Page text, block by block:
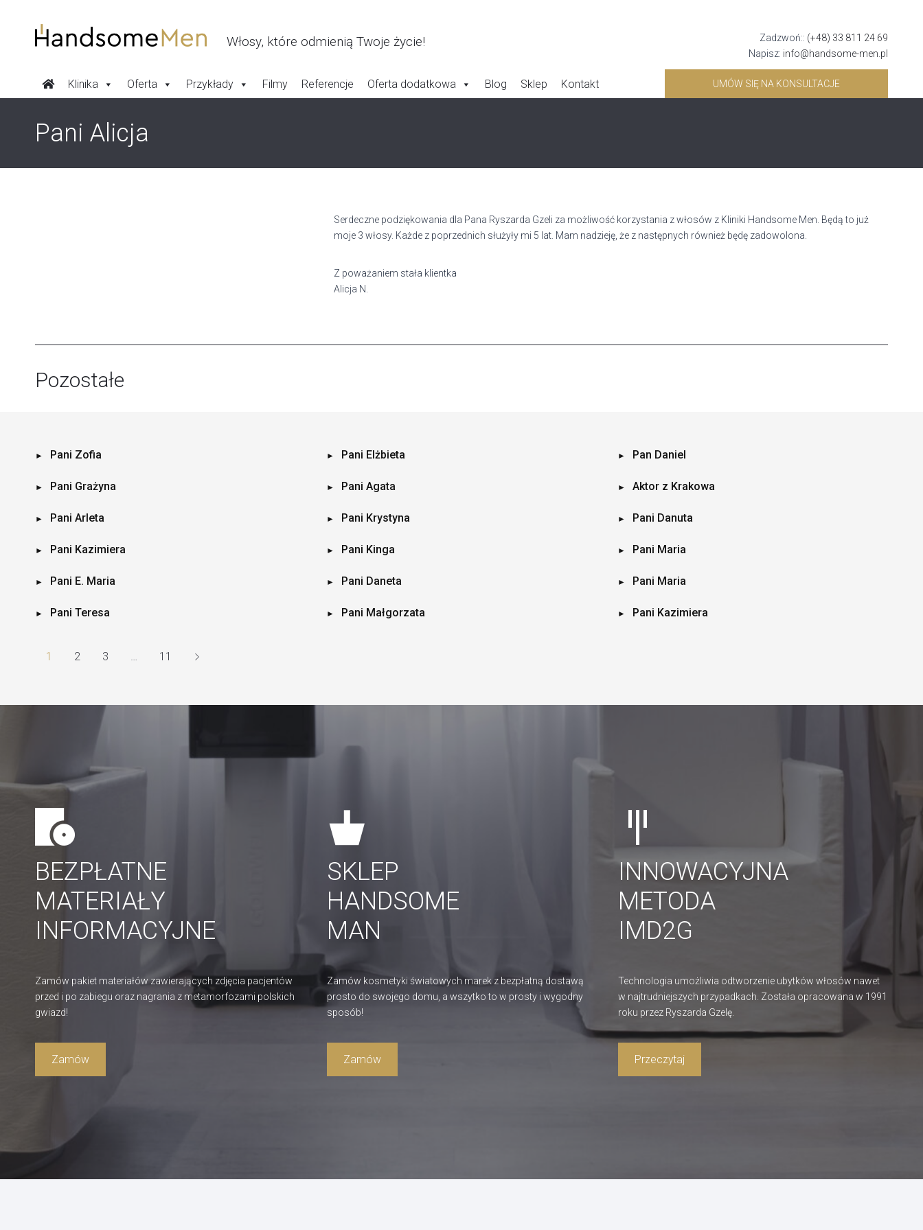
Włosy, które odmienią Twoje życie! Zadzwoń:: (+48) 33 811 24 69
Napisz: info@handsome-men.pl
Klinika Oferta Przykłady Filmy Referencje Oferta dodatkowa Blog Sklep Kontakt UMÓW SIĘ NA KONSULTACJE
Pani Alicja
Serdeczne podziękowania dla Pana Ryszarda Gzeli za możliwość korzystania z włosów z Kliniki Handsome Men. Będą to już
moje 3 włosy. Każde z poprzednich służyły mi 5 lat. Mam nadzieję, że z następnych również będę zadowolona.
Z poważaniem stała klientka
Alicja N.
Pozostałe
Pani Zofia Pani Elżbieta Pan Daniel
Pani Grażyna Pani Agata Aktor z Krakowa
Pani Arleta Pani Krystyna Pani Danuta
Pani Kazimiera Pani Kinga Pani Maria
Pani E. Maria Pani Daneta Pani Maria
Pani Teresa Pani Małgorzata Pani Kazimiera
1 2 3 … 11
BEZPŁATNE
MATERIAŁY
INFORMACYJNE
Zamów pakiet materiałów zawierających zdjęcia pacjentów
przed i po zabiegu oraz nagrania z metamorfozami polskich
gwiazd!
Zamów
SKLEP
HANDSOME
MAN
Zamów kosmetyki światowych marek z bezpłatną dostawą
prosto do swojego domu, a wszytko to w prosty i wygodny
sposób!
Zamów
INNOWACYJNA
METODA
IMD2G
Technologia umożliwia odtworzenie ubytków włosów nawet
w najtrudniejszych przypadkach. Została opracowana w 1991
roku przez Ryszarda Gzelę.
Przeczytaj